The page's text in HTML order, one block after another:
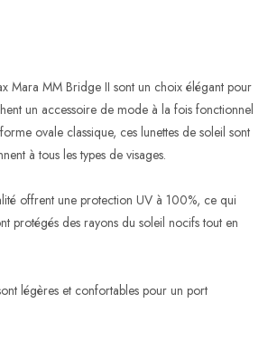
Mara MM Bridge II sont un choix élégant pour
un accessoire de mode à la fois fonctionnel
ovale classique, ces lunettes de soleil sont
à tous les types de visages.
offrent une protection UV à 100%, ce qui
protégés des rayons du soleil nocifs tout en
légères et confortables pour un port